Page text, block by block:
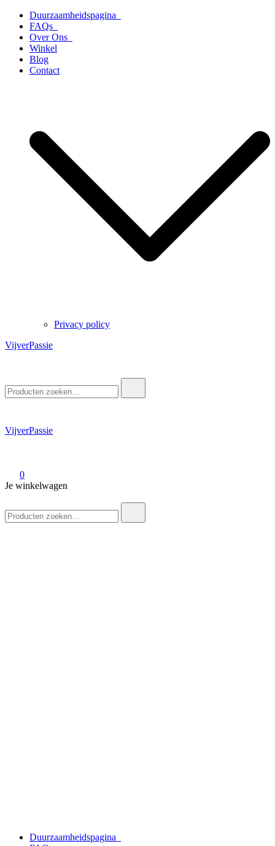
naar
inhoud
Duurzaamheidspagina
FAQs
Over Ons
Winkel
Blog
Contact
Privacy policy
VijverPassie
naar:
VijverPassie
0
Je winkelwagen
naar:
Duurzaamheidspagina